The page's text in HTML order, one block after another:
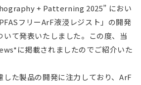
+ Patterning 2025” におい
フリーArF液浸レジスト」の開発
いて発表いたしました。この度、当
に掲載されましたのでご紹介いた
た製品の開発に注力しており、ArF